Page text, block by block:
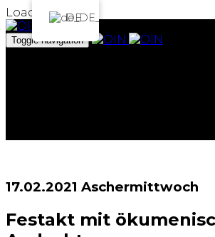
Loading...
Toggle navigation
17.02.2021 Aschermittwoch
Festakt mit
DE